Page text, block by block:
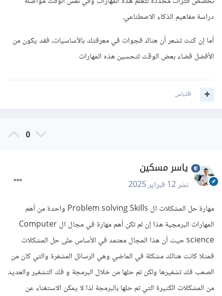
دراسة مفاهيم الذكاء الاصطناعي.
أما إن كنت تشعر أن هناك فجوات في معرفتك بالأساسيات، فقد يكون من
الأفضل قضاء بعض الوقت لتحسين هذه المهارات
اقتباس
0
ياسر مسكين
نشر12 فبراير 2025
مهارة حل المشكلات ال Problem solving Skills واحدة من أهم
المهارات البرمجية هذا إن لم تكن أهم مهارة في مجال ال Computer
science حيث أن هذا المجال معتمد في الأساس على حل المشكلات
فمثلا كانت هنالك مشكلة في الماضي وهي الرسائل المشفرة والتي كان من
الصعب فك تشفيرها ولكن تم حلها من خلال البرمجة و فك التشفير والعديد
من المشكلات الكثيرة التي تم حلها بالبرمجة لذا لا يمكن الاستغناء عن